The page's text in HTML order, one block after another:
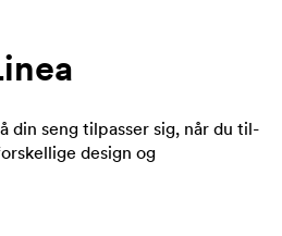
din seng tilpasser sig, når du til-
design og